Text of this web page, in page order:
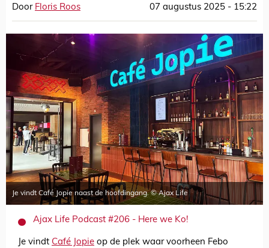
Door Floris Roos 07 augustus 2025 - 15:22
Je vindt Café Jopie naast de hoofdingang. © Ajax Life
Ajax Life Podcast #206 - Here we Ko!
Je vindt Café Jopie op de plek waar voorheen Febo